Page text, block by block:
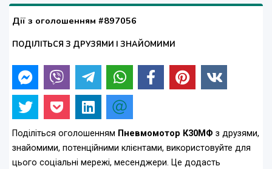
Дії з оголошенням #897056
ПОДІЛІТЬСЯ З ДРУЗЯМИ І ЗНАЙОМИМИ
Поділіться оголошенням Пневмомотор К30МФ з друзями,
знайомими, потенційними клієнтами, використовуйте для
цього соціальні мережі, месенджери. Це додасть